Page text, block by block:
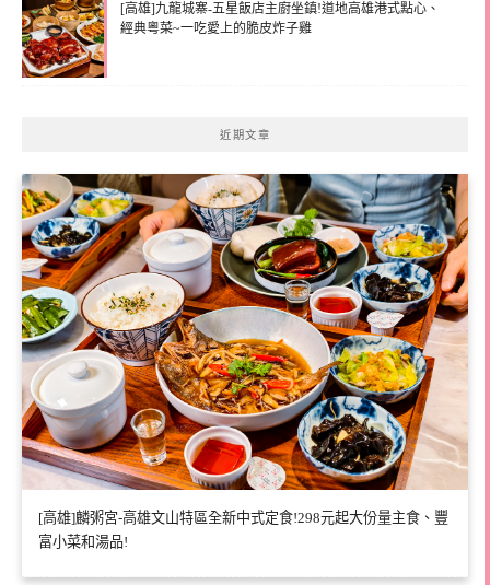
[高雄]九龍城寨-五星飯店主廚坐鎮!道地高雄港式點心、
經典粵菜~一吃愛上的脆皮炸子雞
近期文章
[高雄]麟粥宮-高雄文山特區全新中式定食!298元起大份量主食、豐
富小菜和湯品!